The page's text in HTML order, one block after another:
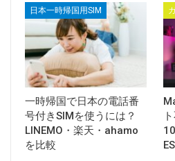
日本一時帰国用SIM
一時帰国で日本の電話番
号付きSIMを使うには？
LINEMO・楽天・ahamo
を比較